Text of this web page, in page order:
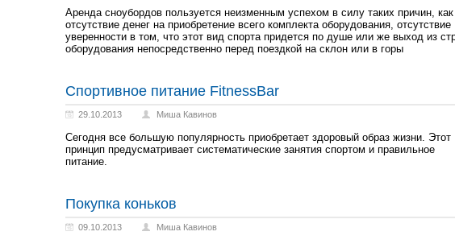
Аренда сноубордов пользуется неизменным успехом в силу таких причин, как
отсутствие денег на приобретение всего комплекта оборудования, отсутствие
уверенности в том, что этот вид спорта придется по душе или же выход из
оборудования непосредственно перед поездкой на склон или в горы
Спортивное питание FitnessBar
29.10.2013 Миша Кавинов
Сегодня все большую популярность приобретает здоровый образ жизни. Этот
принцип предусматривает систематические занятия спортом и правильное
питание.
Покупка коньков
09.10.2013 Миша Кавинов